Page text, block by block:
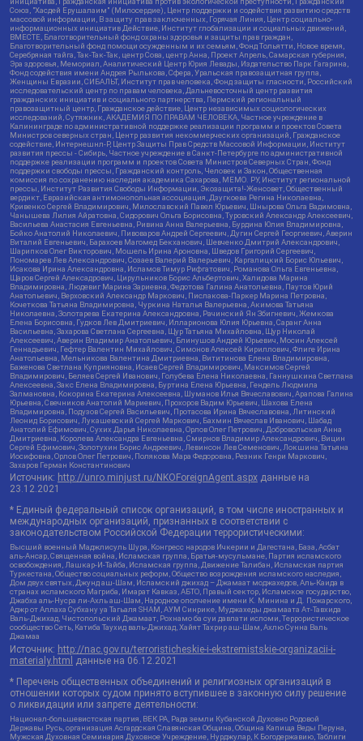
Союз, "Хасдей Ерушалаим" (Милосердие), Центр поддержки и содействия развитию средств
массовой информации, В защиту прав заключенных, Горячая Линия, Центр социально-
информационных инициатив Действие, Институт глобализации и социальных движений,
ВМЕСТЕ, Благотворительный фонд охраны здоровья и защиты прав граждан,
Благотворительный фонд помощи осужденным и их семьям, Фонд Тольятти, Новое время,
Серебряная тайга, Так-Так-Так, центр Сова, центр Анна, Проект Апрель, Самарская губерния,
Эра здоровья, Мемориал, Аналитический Центр Юрия Левады, Издательство Парк Гагарина,
Фонд содействия имени Андрея Рылькова, Сфера, Уральская правозащитная группа,
Женщины Евразии, СИБАЛЬТ, Институт прав человека, Фонд защиты гласности, Российский
исследовательский центр по правам человека, Дальневосточный центр развития
гражданских инициатив и социального партнерства, Пермский региональный
правозащитный центр, Гражданское действие, Центр независимых социологических
исследований, Сутяжник, АКАДЕМИЯ ПО ПРАВАМ ЧЕЛОВЕКА, Частное учреждение в
Калининграде по административной поддержке реализации программ и проектов Совета
Министров северных стран, Центр развития некоммерческих организаций, Гражданское
содействие, Интернешнл-Р, Центр Защиты Прав Средств Массовой Информации, Институт
развития прессы - Сибирь, Частное учреждение в Санкт-Петербурге по административной
поддержке реализации программ и проектов Совета Министров Северных Стран, Фонд
поддержки свободы прессы, Гражданский контроль, Человек и Закон, Общественная
комиссия по сохранению наследия академика Сахарова, МЕМО. РУ, Институт региональной
прессы, Институт Развития Свободы Информации, Экозащита!-Женсовет, Общественный
вердикт, Евразийская антимонопольная ассоциация, Дзугкоева Регина Николаевна,
Кривенко Сергей Владимирович, Милославский Павел Юрьевич, Шнырова Ольга Вадимовна,
Чанышева Лилия Айратовна, Сидорович Ольга Борисовна, Туровский Александр Алексеевич,
Васильева Анастасия Евгеньевна, Ривина Анна Валерьевна, Бурдина Юлия Владимировна,
Бойко Анатолий Николаевич, Пивоваров Андрей Сергеевич, Дугин Сергей Георгиевич, Аверин
Виталий Евгеньевич, Барахоев Магомед Бекханович, Шевченко Дмитрий Александрович,
Шарипков Олег Викторович, Мошель Ирина Ароновна, Шведов Григорий Сергеевич,
Пономарев Лев Александрович, Созаев Валерий Валерьевич, Каргалицкий Борис Юльевич,
Исакова Ирина Александровна, Исламов Тимур Рифгатович, Романова Ольга Евгеньевна,
Щаров Сергей Алексадрович, Цирульников Борис Альбертович, Халидова Марина
Владимировна, Людевиг Марина Зариевна, Федотова Галина Анатольевна, Паутов Юрий
Анатольевич, Верховский Александр Маркович, Пислакова-Паркер Марина Петровна,
Кочеткова Татьяна Владимировна, Чуркина Наталья Валерьевна, Акимова Татьяна
Николаевна, Золотарева Екатерина Александровна, Рачинский Ян Збигневич, Жемкова
Елена Борисовна, Гудков Лев Дмитриевич, Илларионова Юлия Юрьевна, Саранг Анна
Васильевна, Захарова Светлана Сергеевна, Щур Татьяна Михайловна, Щур Николай
Алексеевич, Аверин Владимир Анатольевич, Блинушов Андрей Юрьевич, Мосин Алексей
Геннадьевич, Гефтер Валентин Михайлович, Симонов Алексей Кириллович, Флиге Ирина
Анатольевна, Мельникова Валентина Дмитриевна, Вититинова Елена Владимировна,
Баженова Светлана Куприяновна, Исаев Сергей Владимирович, Максимов Сергей
Владимирович, Беляев Сергей Иванович, Голубева Елена Николаевна, Ганнушкина Светлана
Алексеевна, Закс Елена Владимировна, Буртина Елена Юрьевна, Гендель Людмила
Залмановна, Кокорина Екатерина Алексеевна, Шуманов Илья Вячеславович, Арапова Галина
Юрьевна, Свечников Анатолий Мариевич, Прохоров Вадим Юрьевич, Шахова Елена
Владимировна, Подузов Сергей Васильевич, Протасова Ирина Вячеславовна, Литинский
Леонид Борисович, Лукашевский Сергей Маркович, Бахмин Вячеслав Иванович, Шабад
Анатолий Ефимович, Сухих Дарья Николаевна, Орлов Олег Петрович, Добровольская Анна
Дмитриевна, Королева Александра Евгеньевна, Смирнов Владимир Александрович, Вицин
Сергей Ефимович, Золотухин Борис Андреевич, Левинсон Лев Семенович, Локшина Татьяна
Иосифовна, Орлов Олег Петрович, Полякова Мара Федоровна, Резник Генри Маркович,
Захаров Герман Константинович
Источник: http://unro.minjust.ru/NKOForeignAgent.aspx данные на
23.12.2021
* Единый федеральный список организаций, в том числе иностранных и
международных организаций, признанных в соответствии с
законодательством Российской Федерации террористическими:
Высший военный Маджлисуль Шура, Конгресс народов Ичкерии и Дагестана, База, Асбат
аль-Ансар, Священная война, Исламская группа, Братья-мусульмане, Партия исламского
освобождения, Лашкар-И-Тайба, Исламская группа, Движение Талибан, Исламская партия
Туркестана, Общество социальных реформ, Общество возрождения исламского наследия,
Дом двух святых, Джунд аш-Шам, Исламский джихад – Джамаат моджахедов, Аль-Каида в
странах исламского Магриба, Имарат Кавказ, АБТО, Правый сектор, Исламское государство,
Джабха аль-Нусра ли-Ахль аш-Шам, Народное ополчение имени К. Минина и Д. Пожарского,
Аджр от Аллаха Субхану уа Тагьаля SHAM, АУМ Синрике, Муджахеды джамаата Ат-Тавхида
Валь-Джихад, Чистопольский Джамаат, Рохнамо ба суи давлати исломи, Террористическое
сообщество Сеть, Катиба Таухид валь-Джихад, Хайят Тахрир аш-Шам, Ахлю Сунна Валь
Джамаа
Источник: http://nac.gov.ru/terroristicheskie-i-ekstremistskie-organizacii-i-
materialy.html
данные на 06.12.2021
* Перечень общественных объединений и религиозных организаций в
отношении которых судом принято вступившее в законную силу решение
о ликвидации или запрете деятельности:
Национал-большевистская партия, ВЕК РА, Рада земли Кубанской Духовно Родовой
Державы Русь, организация Асгардская Славянская Община, Община Капища Веды Перуна,
Мужская Духовная Семинария Духовное Учреждение, Нурджулар, К Богодержавию, Таблиги